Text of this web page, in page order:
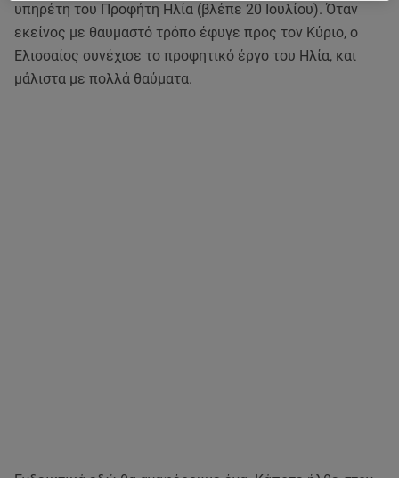
υπηρέτη του Προφήτη Ηλία (βλέπε 20 Ιουλίου). Όταν
εκείνος με θαυμαστό τρόπο έφυγε προς τον Κύριο, ο
Ελισσαίος συνέχισε το προφητικό έργο του Ηλία, και
μάλιστα με πολλά θαύματα.